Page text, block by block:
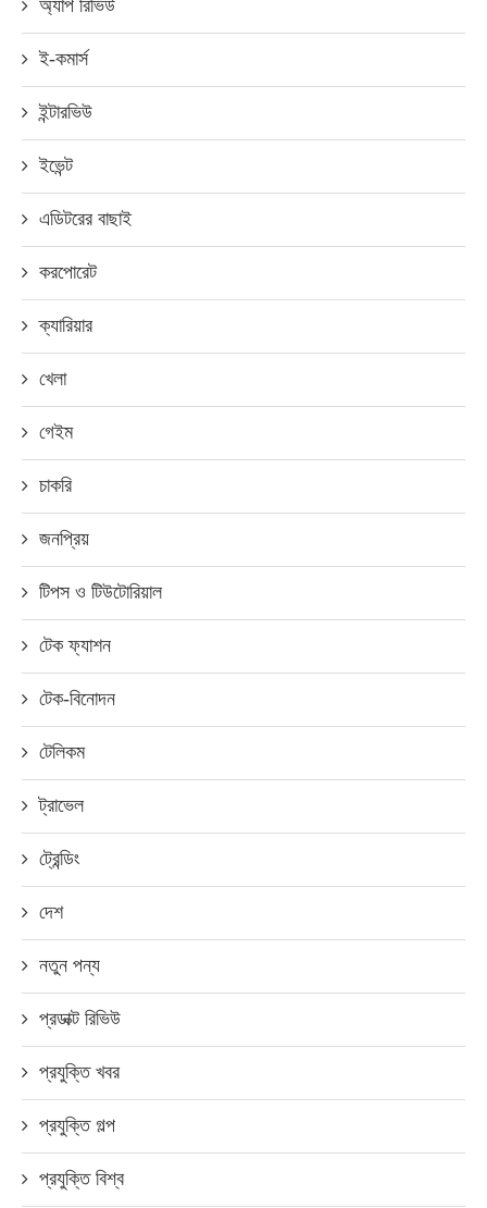
অ্যাপ রিভিউ
ই-কমার্স
ইন্টারভিউ
ইভেন্ট
এডিটরের বাছাই
করপোরেট
ক্যারিয়ার
খেলা
গেইম
চাকরি
জনপ্রিয়
টিপস ও টিউটোরিয়াল
টেক ফ্যাশন
টেক-বিনোদন
টেলিকম
ট্রাভেল
ট্রেন্ডিং
দেশ
নতুন পন্য
প্রডাক্ট রিভিউ
প্রযুক্তি খবর
প্রযুক্তি গল্প
প্রযুক্তি বিশ্ব